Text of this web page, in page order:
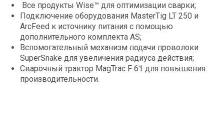
Все продукты Wise™ для оптимизации сварки;
Подключение оборудования MasterTig LT 250 и
ArcFeed к источнику питания с помощью
дополнительного комплекта AS;
Вспомогательный механизм подачи проволоки
SuperSnake для увеличения радиуса действия;
Сварочный трактор MagTrac F 61 для повышения
производительности.